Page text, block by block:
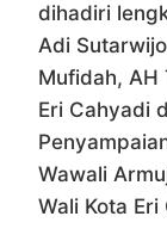
dihadiri
Adi
Mufidah, AH
Eri Cahyadi
Wawali
Wali Kota Eri